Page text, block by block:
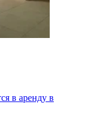
в аренду в